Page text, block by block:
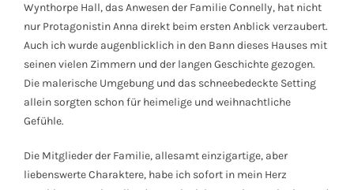
Wynthorpe Hall, das Anwesen der Familie Connelly, hat nicht
nur Protagonistin Anna direkt beim ersten Anblick verzaubert.
Auch ich wurde augenblicklich in den Bann dieses Hauses mit
seinen vielen Zimmern und der langen Geschichte gezogen.
Die malerische Umgebung und das schneebedeckte Setting
allein sorgten schon für heimelige und weihnachtliche
Gefühle.
Die Mitglieder der Familie, allesamt einzigartige, aber
liebenswerte Charaktere, habe ich sofort in mein Herz